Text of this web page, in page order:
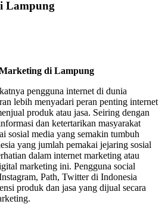
Lampung
di Lampung
pengguna internet di dunia
lebih menyadari peran penting internet
produk atau jasa. Seiring dengan
dan ketertarikan masyarakat
sosial media yang semakin tumbuh
yang jumlah pemakai jejaring sosial
dalam internet marketing atau
marketing ini. Pengguna social
Path, Twitter di Indonesia
produk dan jasa yang dijual secara